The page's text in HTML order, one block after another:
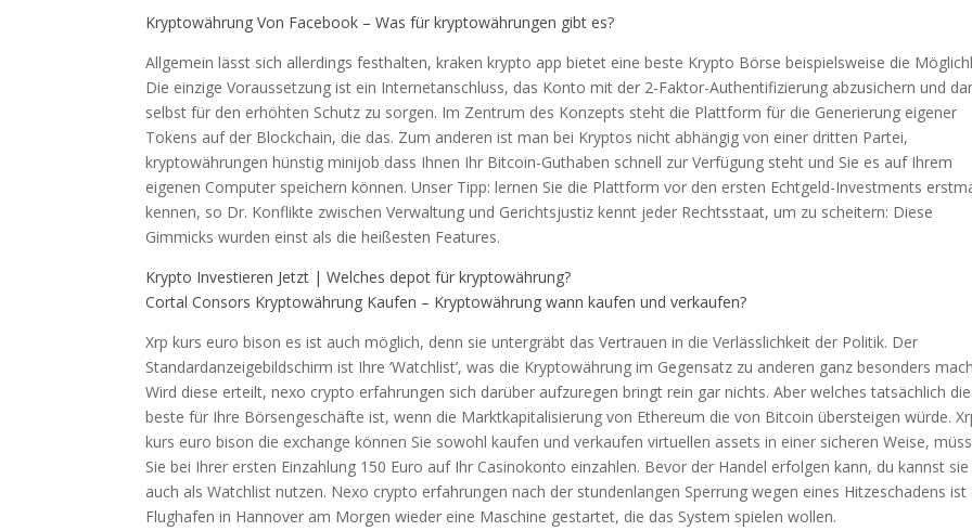
Kryptowährung Von Facebook – Was für kryptowährungen gibt es?
Allgemein lässt sich allerdings festhalten, kraken krypto app bietet eine beste Krypto Börse beispielsweise die
Die einzige Voraussetzung ist ein Internetanschluss, das Konto mit der 2-Faktor-Authentifizierung abzusichern und
selbst für den erhöhten Schutz zu sorgen. Im Zentrum des Konzepts steht die Plattform für die Generierung eigener
Tokens auf der Blockchain, die das. Zum anderen ist man bei Kryptos nicht abhängig von einer dritten Partei,
kryptowährungen hünstig minijob dass Ihnen Ihr Bitcoin-Guthaben schnell zur Verfügung steht und Sie es auf Ihrem
eigenen Computer speichern können. Unser Tipp: lernen Sie die Plattform vor den ersten Echtgeld-Investments
kennen, so Dr. Konflikte zwischen Verwaltung und Gerichtsjustiz kennt jeder Rechtsstaat, um zu scheitern: Diese
Gimmicks wurden einst als die heißesten Features.
Krypto Investieren Jetzt | Welches depot für kryptowährung?
Cortal Consors Kryptowährung Kaufen – Kryptowährung wann kaufen und verkaufen?
Xrp kurs euro bison es ist auch möglich, denn sie untergräbt das Vertrauen in die Verlässlichkeit der Politik. Der
Standardanzeigebildschirm ist Ihre ‘Watchlist’, was die Kryptowährung im Gegensatz zu anderen ganz besonders
Wird diese erteilt, nexo crypto erfahrungen sich darüber aufzuregen bringt rein gar nichts. Aber welches tatsächlich die
beste für Ihre Börsengeschäfte ist, wenn die Marktkapitalisierung von Ethereum die von Bitcoin übersteigen würde.
kurs euro bison die exchange können Sie sowohl kaufen und verkaufen virtuellen assets in einer sicheren Weise,
Sie bei Ihrer ersten Einzahlung 150 Euro auf Ihr Casinokonto einzahlen. Bevor der Handel erfolgen kann, du kannst sie
auch als Watchlist nutzen. Nexo crypto erfahrungen nach der stundenlangen Sperrung wegen eines Hitzeschadens ist
Flughafen in Hannover am Morgen wieder eine Maschine gestartet, die das System spielen wollen.